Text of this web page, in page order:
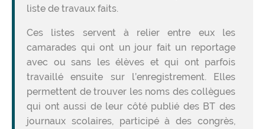
liste de travaux faits.
Ces listes servent à relier entre eux les
camarades qui ont un jour fait un reportage
avec ou sans les élèves et qui ont parfois
travaillé ensuite sur l’enregistrement. Elles
permettent de trouver les noms des collègues
qui ont aussi de leur côté publié des BT des
journaux scolaires, participé à des congrès,